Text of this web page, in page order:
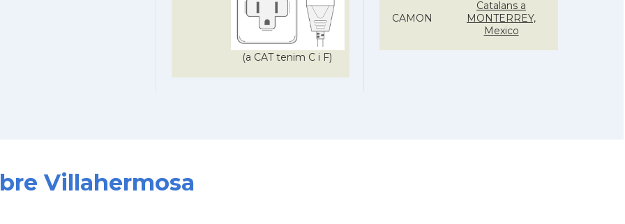
(a CAT tenim C i F)
CAMON
Catalans a
MONTERREY,
Mexico
Villahermosa